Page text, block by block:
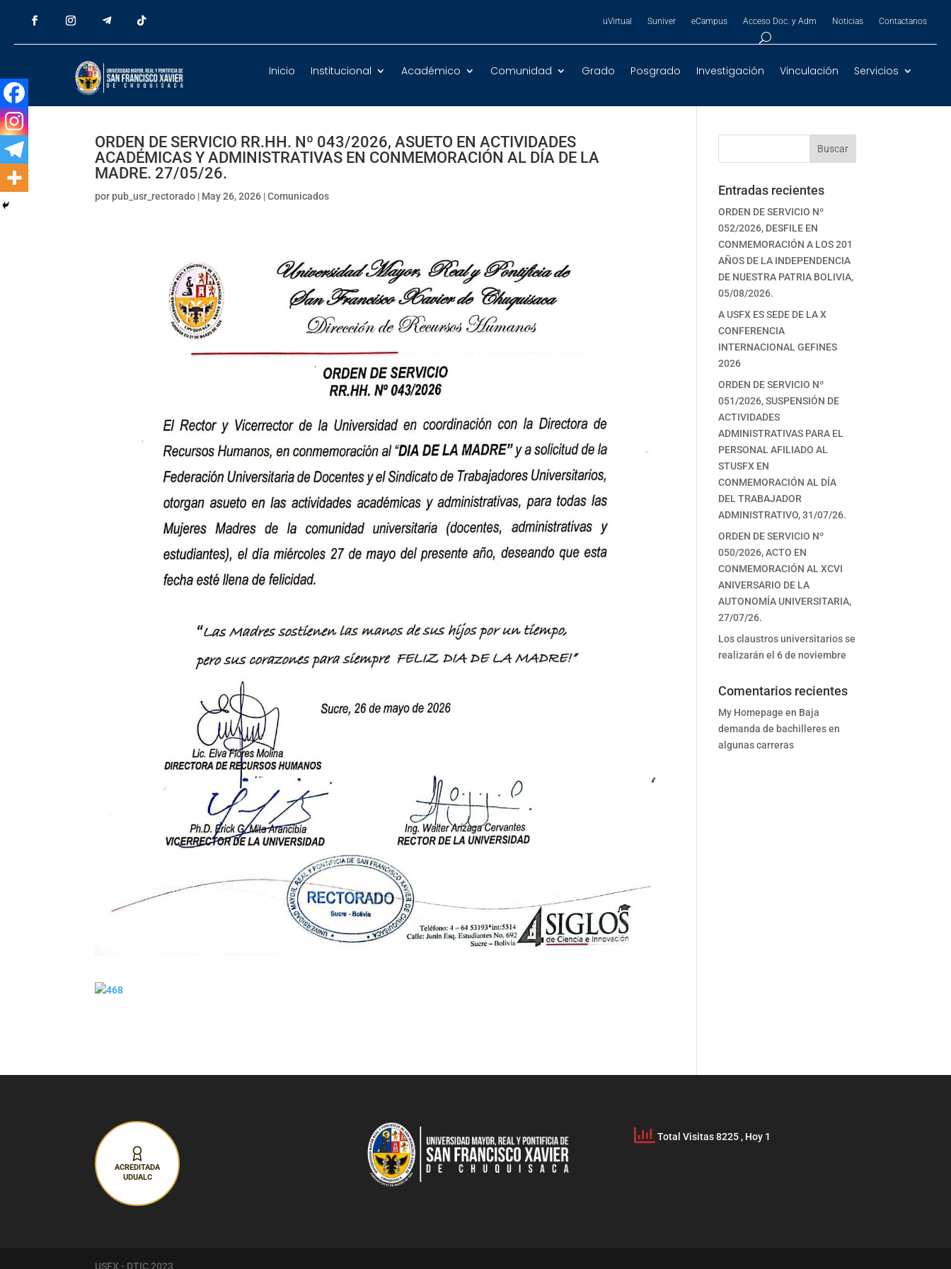
uVirtual Suniver eCampus Acceso Doc. y Adm Noticias Contactanos
Inicio Institucional Académico Comunidad Grado Posgrado Investigación Vinculación Servicios
ORDEN DE SERVICIO RR.HH. Nº 043/2026, ASUETO EN ACTIVIDADES
ACADÉMICAS Y ADMINISTRATIVAS EN CONMEMORACIÓN AL DÍA DE LA
MADRE. 27/05/26.
por pub_usr_rectorado | May 26, 2026 |Comunicados
Buscar
Entradas recientes
ORDEN DE SERVICIO Nº
052/2026, DESFILE EN
CONMEMORACIÓN A LOS 201
AÑOS DE LA INDEPENDENCIA
DE NUESTRA PATRIA BOLIVIA,
05/08/2026.
A USFX ES SEDE DE LA X
CONFERENCIA
INTERNACIONAL GEFINES
2026
ORDEN DE SERVICIO Nº
051/2026, SUSPENSIÓN DE
ACTIVIDADES
ADMINISTRATIVAS PARA EL
PERSONAL AFILIADO AL
STUSFX EN
CONMEMORACIÓN AL DÍA
DEL TRABAJADOR
ADMINISTRATIVO, 31/07/26.
ORDEN DE SERVICIO Nº
050/2026, ACTO EN
CONMEMORACIÓN AL XCVI
ANIVERSARIO DE LA
AUTONOMÍA UNIVERSITARIA,
27/07/26.
Los claustros universitarios se
realizarán el 6 de noviembre
Comentarios recientes
My Homepage en Baja
demanda de bachilleres en
algunas carreras
ACREDITADA
UDUALC
Total Visitas 8225 , Hoy 1
USFX - DTIC 2023